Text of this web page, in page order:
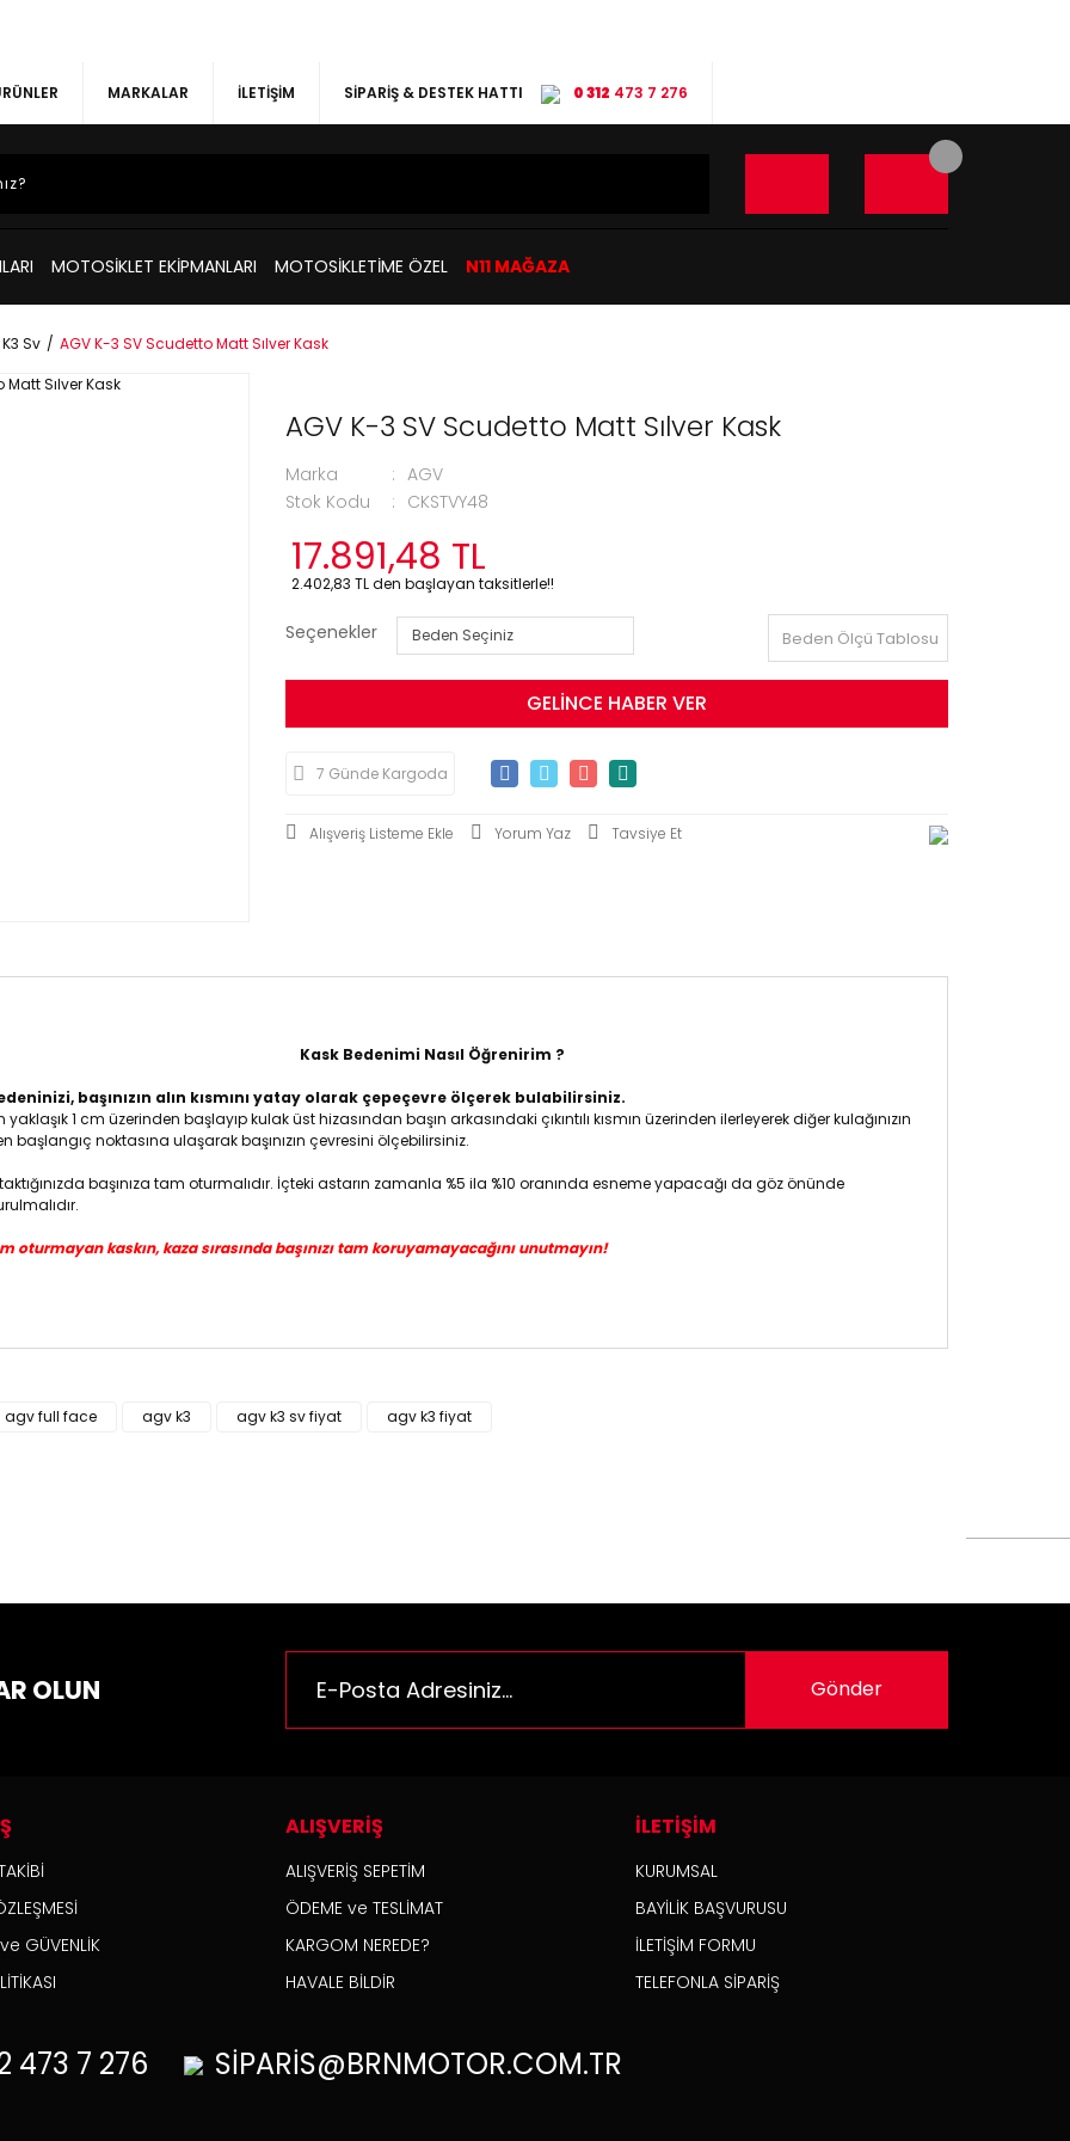
MARKALAR İLETİŞİM SİPARİŞ & DESTEK HATTI 0 312 473 7 276
MOTOSİKLET EKİPMANLARI MOTOSİKLETİME ÖZEL N11 MAĞAZA
K3 Sv AGV K-3 SV Scudetto Matt Sılver Kask
AGV K-3 SV Scudetto Matt Sılver Kask
Marka
AGV
Stok Kodu
CKSTVY48
17.891,48 TL
2.402,83 TL den başlayan taksitlerle!!
Seçenekler Beden Ölçü Tablosu
GELİNCE HABER VER
7 Günde Kargoda
Yorum Yaz Tavsiye Et
Kask Bedenimi Nasıl Öğrenirim ?
başınızın alın kısmını yatay olarak çepeçevre ölçerek bulabilirsiniz.
yaklaşık 1 cm üzerinden başlayıp kulak üst hizasından başın arkasındaki çıkıntılı kısmın üzerinden ilerleyerek diğer kulağınızın
başlangıç noktasına ulaşarak başınızın çevresini ölçebilirsiniz.
başınıza tam oturmalıdır. İçteki astarın zamanla %5 ila %10 oranında esneme yapacağı da göz önünde
oturmayan kaskın, kaza sırasında başınızı tam koruyamayacağını unutmayın!
Bu ürüne ilk yorumu siz yapın!
iletebilirsiniz.
önerileriniz için teşekkür ederiz.
agv full face agv k3 agv k3 sv fiyat agv k3 fiyat
OLUN Gönder
GÜVENLİK
ALIŞVERİŞ
ALIŞVERİŞ SEPETİM
ÖDEME ve TESLİMAT
KARGOM NEREDE?
HAVALE BİLDİR
İLETİŞİM
KURUMSAL
BAYİLİK BAŞVURUSU
İLETİŞİM FORMU
TELEFONLA SİPARİŞ
473 7 276 SİPARİS@BRNMOTOR.COM.TR